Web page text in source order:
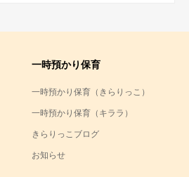
一時預かり保育
一時預かり保育（きらりっこ）
一時預かり保育（キララ）
きらりっこブログ
お知らせ